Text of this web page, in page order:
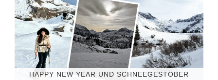
HAPPY NEW YEAR UND SCHNEEGESTÖBER